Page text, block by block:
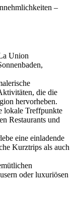
–
Union
die die
hervorheben.
lokale Treffpunkte
Restaurants und
eine einladende
Kurztrips als auch
oder luxuriösen